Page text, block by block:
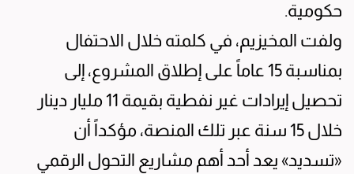
حكومية.
ولفت المخيزيم، في كلمته خلال الاحتفال
بمناسبة 15 عاماً على إطلاق المشروع، إلى
تحصيل إيرادات غير نفطية بقيمة 11 مليار دينار
خلال 15 سنة عبر تلك المنصة، مؤكداً أن
«تسديد» يعد أحد أهم مشاريع التحول الرقمي